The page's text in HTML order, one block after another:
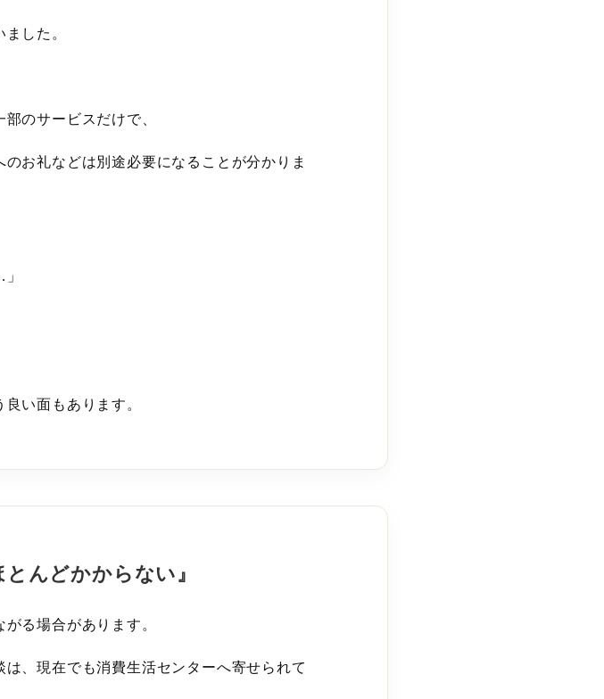
した。
のサービスだけで、
お礼などは別途必要になることが分かりま
い面もあります。
んどかからない』
る場合があります。
、現在でも消費生活センターへ寄せられて